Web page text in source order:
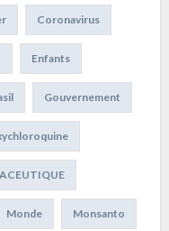
Coronavirus
Enfants
Gouvernement
Monde Monsanto